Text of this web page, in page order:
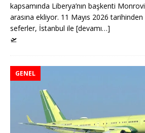
kapsamında Liberya’nın başkenti
arasına ekliyor. 11 Mayıs 2026
seferler, İstanbul ile [devamı…]
🛫
GENEL